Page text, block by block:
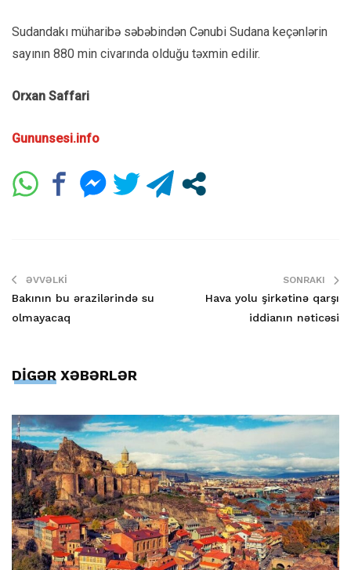
Sudandakı müharibə səbəbindən Cənubi Sudana keçənlərin
sayının 880 min civarında olduğu təxmin edilir.
Orxan Saffari
Gununsesi.info
ƏVVƏLKI
Bakının bu ərazilərində su
olmayacaq
SONRAKI
Hava yolu şirkətinə qarşı
iddianın nəticəsi
DİGƏR XƏBƏRLƏR